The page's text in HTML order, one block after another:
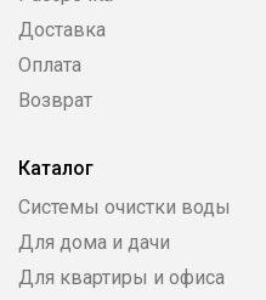
Доставка
Оплата
Возврат
Каталог
Системы очистки воды
Для дома и дачи
Для квартиры и офиса